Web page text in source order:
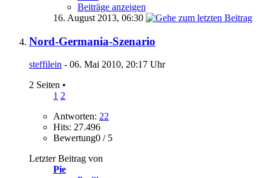
Beiträge anzeigen
16. August 2013, 06:30
Nord-Germania-Szenario
steffilein - 06. Mai 2010, 20:17 Uhr
2 Seiten •
1 2
Antworten: 22
Hits: 27.496
Bewertung0 / 5
Letzter Beitrag von
Pie